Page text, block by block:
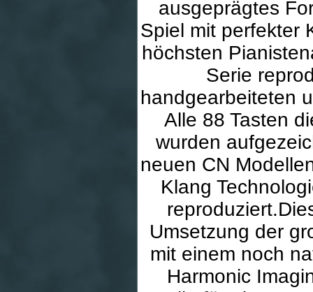
ausgeprägtes
Spiel mit perfekter
höchsten
Serie
handgearbeiteten
Alle 88 Tasten
wurden
neuen CN
Klang
Umsetzung der
mit einem noch
Harmonic